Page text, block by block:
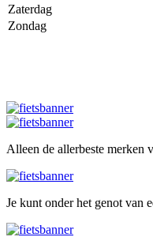
Zaterdag
Zondag
Alleen de allerbeste merken
Je kunt onder het genot van